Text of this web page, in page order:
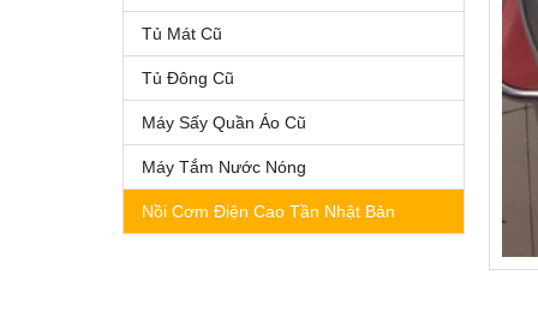
Tủ Mát Cũ
Tủ Đông Cũ
Máy Sấy Quần Áo Cũ
Máy Tắm Nước Nóng
Nồi Cơm Điện Cao Tần Nhật Bản